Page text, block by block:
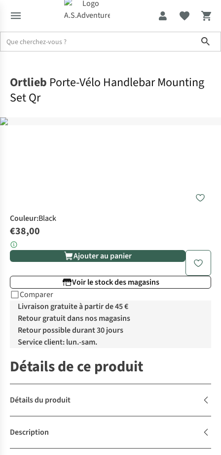
Ortlieb Porte-Vélo Handlebar Mounting
Set Qr
Couleur:Black
€38,00
Ajouter au panier
Voir le stock des magasins
Comparer
Livraison gratuite à partir de 45 €
Retour gratuit dans nos magasins
Retour possible durant 30 jours
Service client: lun.-sam.
Détails de ce produit
Détails du produit
Description